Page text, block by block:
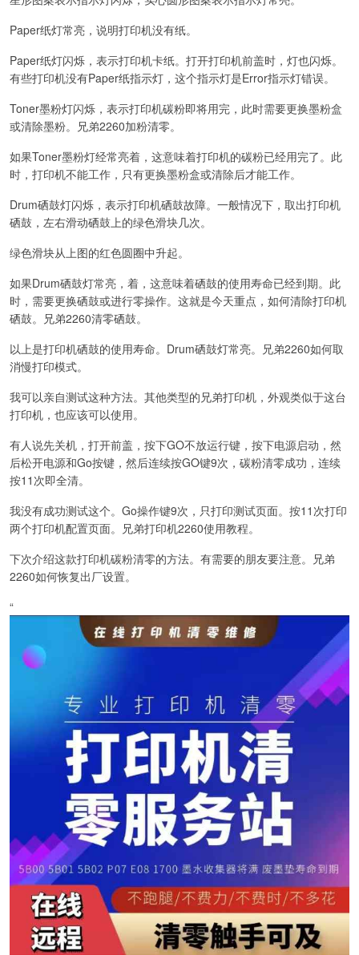
Paper纸灯常亮，说明打印机没有纸。
Paper纸灯闪烁，表示打印机卡纸。打开打印机前盖时，灯也闪烁。
有些打印机没有Paper纸指示灯，这个指示灯是Error指示灯错误。
Toner墨粉灯闪烁，表示打印机碳粉即将用完，此时需要更换墨粉盒
或清除墨粉。兄弟2260加粉清零。
如果Toner墨粉灯经常亮着，这意味着打印机的碳粉已经用完了。此
时，打印机不能工作，只有更换墨粉盒或清除后才能工作。
Drum硒鼓灯闪烁，表示打印机硒鼓故障。一般情况下，取出打印机
硒鼓，左右滑动硒鼓上的绿色滑块几次。
绿色滑块从上图的红色圆圈中升起。
如果Drum硒鼓灯常亮，着，这意味着硒鼓的使用寿命已经到期。此
时，需要更换硒鼓或进行零操作。这就是今天重点，如何清除打印机
硒鼓。兄弟2260清零硒鼓。
以上是打印机硒鼓的使用寿命。Drum硒鼓灯常亮。兄弟2260如何取
消慢打印模式。
我可以亲自测试这种方法。其他类型的兄弟打印机，外观类似于这台
打印机，也应该可以使用。
有人说先关机，打开前盖，按下GO不放运行键，按下电源启动，然
后松开电源和Go按键，然后连续按GO键9次，碳粉清零成功，连续
按11次即全清。
我没有成功测试这个。Go操作键9次，只打印测试页面。按11次打印
两个打印机配置页面。兄弟打印机2260使用教程。
下次介绍这款打印机碳粉清零的方法。有需要的朋友要注意。兄弟
2260如何恢复出厂设置。
“